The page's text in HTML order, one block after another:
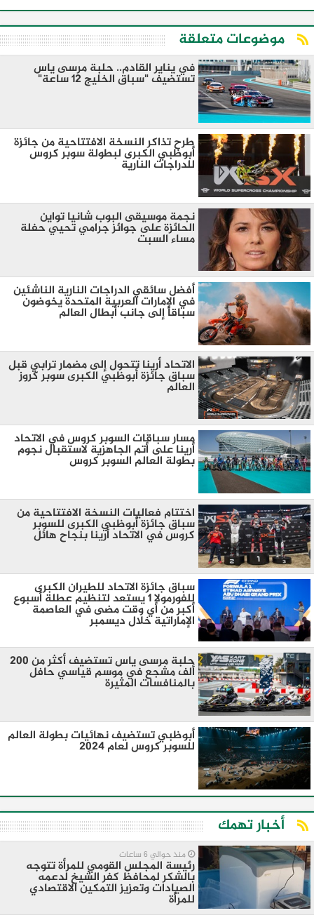
موضوعات متعلقة
في يناير القادم.. حلبة مرسى ياس
تستضيف "سباق الخليج 12 ساعة"
طرح تذاكر النسخة الافتتاحية من جائزة
أبوظبي الكبرى لبطولة سوبر كروس
للدراجات النارية
نجمة موسيقى البوب شانيا تواين
الحائزة على جوائز جرامي تحيي حفلة
مساء السبت
أفضل سائقي الدراجات النارية الناشئين
في الإمارات العربية المتحدة يخوضون
سباقاً إلى جانب أبطال العالم
الاتحاد أرينا تتحول إلى مضمار ترابي قبل
سباق جائزة أبوظبي الكبرى سوبر كروز
العالم
مسار سباقات السوبر كروس في الاتحاد
أرينا على أتم الجاهزية لاستقبال نجوم
بطولة العالم السوبر كروس
اختتام فعاليات النسخة الافتتاحية من
سباق جائزة أبوظبي الكبرى للسوبر
كروس في الاتحاد أرينا بنجاح هائل
سباق جائزة الاتحاد للطيران الكبرى
للفورمولا 1 يستعد لتنظيم عطلة أسبوع
أكبر من أي وقت مضى في العاصمة
الإماراتية خلال ديسمبر
حلبة مرسى ياس تستضيف أكثر من 200
ألف مشجع في موسم قياسي حافل
بالمنافسات المثيرة
أبوظبي تستضيف نهائيات بطولة العالم
للسوبر كروس لعام 2024
أخبار تهمك
منذ حوالي 6 ساعات
رئيسة المجلس القومي للمرأة تتوجه
بالشكر لمحافظ كفر الشيخ لدعمه
الصيادات وتعزيز التمكين الاقتصادي
للمرأة